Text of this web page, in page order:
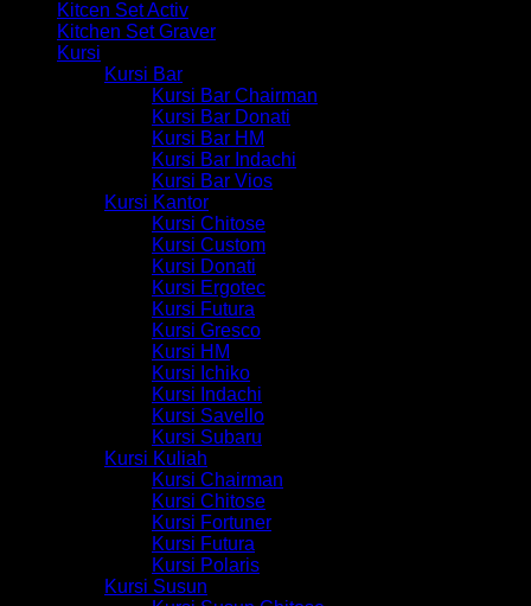
Kitcen Set Activ
Kitchen Set Graver
Kursi
Kursi Bar
Kursi Bar Chairman
Kursi Bar Donati
Kursi Bar HM
Kursi Bar Indachi
Kursi Bar Vios
Kursi Kantor
Kursi Chitose
Kursi Custom
Kursi Donati
Kursi Ergotec
Kursi Futura
Kursi Gresco
Kursi HM
Kursi Ichiko
Kursi Indachi
Kursi Savello
Kursi Subaru
Kursi Kuliah
Kursi Chairman
Kursi Chitose
Kursi Fortuner
Kursi Futura
Kursi Polaris
Kursi Susun